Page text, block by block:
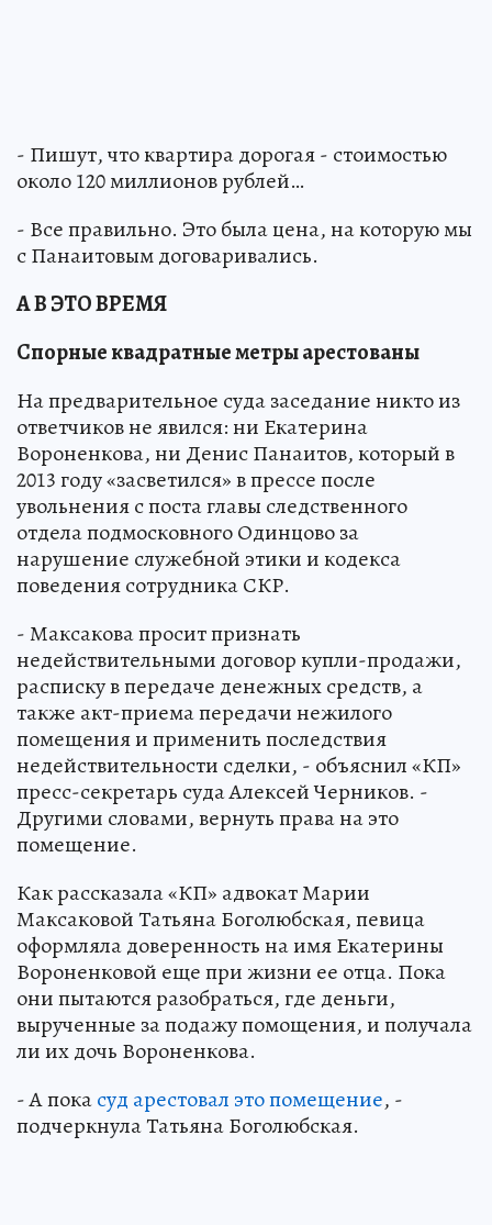
- Пишут, что квартира дорогая - стоимостью
около 120 миллионов рублей…
- Все правильно. Это была цена, на которую мы
с Панаитовым договаривались.
А В ЭТО ВРЕМЯ
Спорные квадратные метры арестованы
На предварительное суда заседание никто из
ответчиков не явился: ни Екатерина
Вороненкова, ни Денис Панаитов, который в
2013 году «засветился» в прессе после
увольнения с поста главы следственного
отдела подмосковного Одинцово за
нарушение служебной этики и кодекса
поведения сотрудника СКР.
- Максакова просит признать
недействительными договор купли-продажи,
расписку в передаче денежных средств, а
также акт-приема передачи нежилого
помещения и применить последствия
недействительности сделки, - объяснил «КП»
пресс-секретарь суда Алексей Черников. -
Другими словами, вернуть права на это
помещение.
Как рассказала «КП» адвокат Марии
Максаковой Татьяна Боголюбская, певица
оформляла доверенность на имя Екатерины
Вороненковой еще при жизни ее отца. Пока
они пытаются разобраться, где деньги,
вырученные за подажу помощения, и получала
ли их дочь Вороненкова.
- А покасуд арестовал это помещение, -
подчеркнула Татьяна Боголюбская.